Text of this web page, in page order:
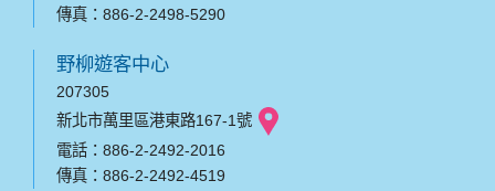
傳真：886-2-2498-5290
野柳遊客中心
207305
新北市萬里區港東路167-1號
電話：886-2-2492-2016
傳真：886-2-2492-4519